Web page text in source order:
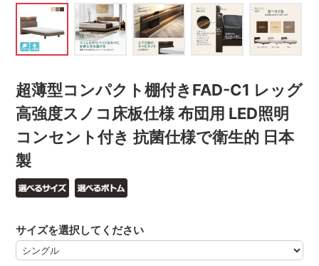
超薄型コンパクト棚付きFAD-C1 レッグ
高強度スノコ床板仕様 布団用 LED照明
コンセント付き 抗菌仕様で衛生的 日本
製
サイズを選択してください